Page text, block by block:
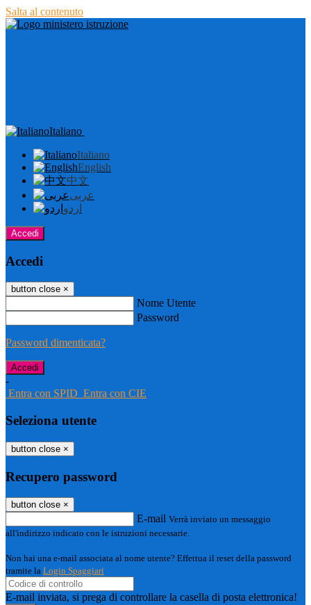
Salta al contenuto
Italiano
Italiano
English
中文
عربى
اردو
Accedi
Accedi
button close ×
Nome Utente
Password
Password dimenticata?
-
Entra con SPID Entra con CIE
Seleziona utente
button close ×
Recupero password
button close ×
E-mail Verrà inviato un messaggio
all'indirizzo indicato con le istruzioni necessarie.
Non hai una e-mail associata al nome utente? Effettua il reset della password
tramite la Login Spaggiari
E-mail inviata, si prega di controllare la casella di posta elettronica!